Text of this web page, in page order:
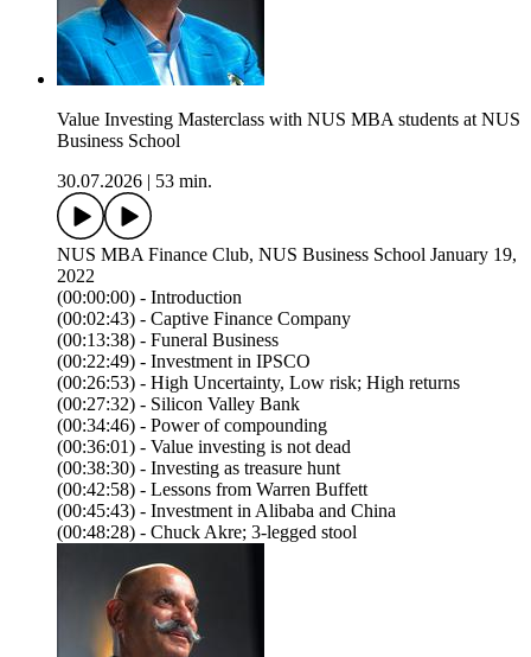
Value Investing Masterclass with NUS MBA students at NUS
Business School
30.07.2026
53 min.
NUS MBA Finance Club, NUS Business School January 19,
2022
(00:00:00) - Introduction
(00:02:43) - Captive Finance Company
(00:13:38) - Funeral Business
(00:22:49) - Investment in IPSCO
(00:26:53) - High Uncertainty, Low risk; High returns
(00:27:32) - Silicon Valley Bank
(00:34:46) - Power of compounding
(00:36:01) - Value investing is not dead
(00:38:30) - Investing as treasure hunt
(00:42:58) - Lessons from Warren Buffett
(00:45:43) - Investment in Alibaba and China
(00:48:28) - Chuck Akre; 3-legged stool